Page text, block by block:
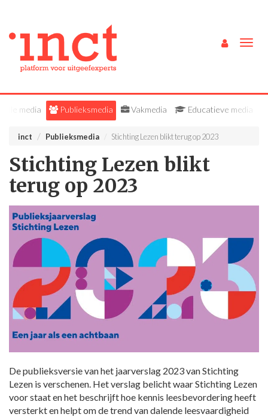
Alle media Publieksmedia Vakmedia Educatieve media
inct Publieksmedia Stichting Lezen blikt terug op 2023
Stichting Lezen blikt
terug op 2023
De publieksversie van het jaarverslag 2023 van Stichting
Lezen is verschenen. Het verslag belicht waar Stichting Lezen
voor staat en het beschrijft hoe kennis leesbevordering heeft
versterkt en helpt om de trend van dalende leesvaardigheid